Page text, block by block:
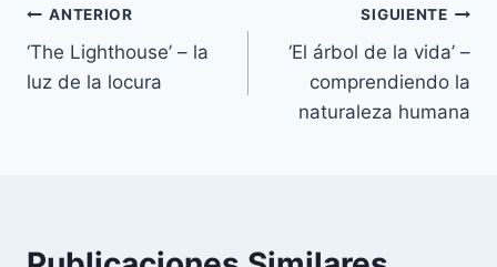
Navegación
de
ANTERIOR
‘The Lighthouse’ – la
luz de la locura
SIGUIENTE
‘El árbol de la vida’ –
comprendiendo la
naturaleza humana